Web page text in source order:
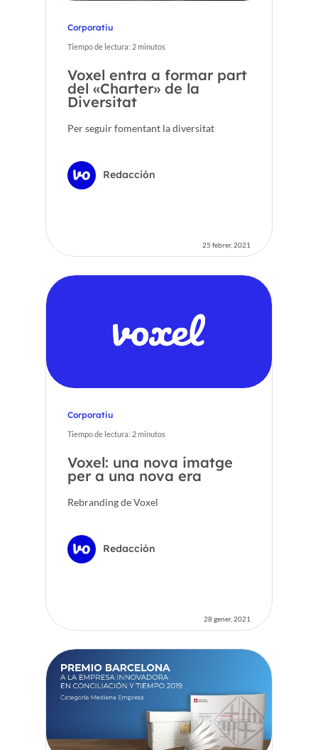
Corporatiu
Tiempo de lectura: 2minutos
Voxel entra a formar part
del «Charter» de la
Diversitat
Per seguir fomentant la diversitat
Redacción
25 febrer, 2021
Corporatiu
Tiempo de lectura: 2minutos
Voxel: una nova imatge
per a una nova era
Rebranding de Voxel
Redacción
28 gener, 2021